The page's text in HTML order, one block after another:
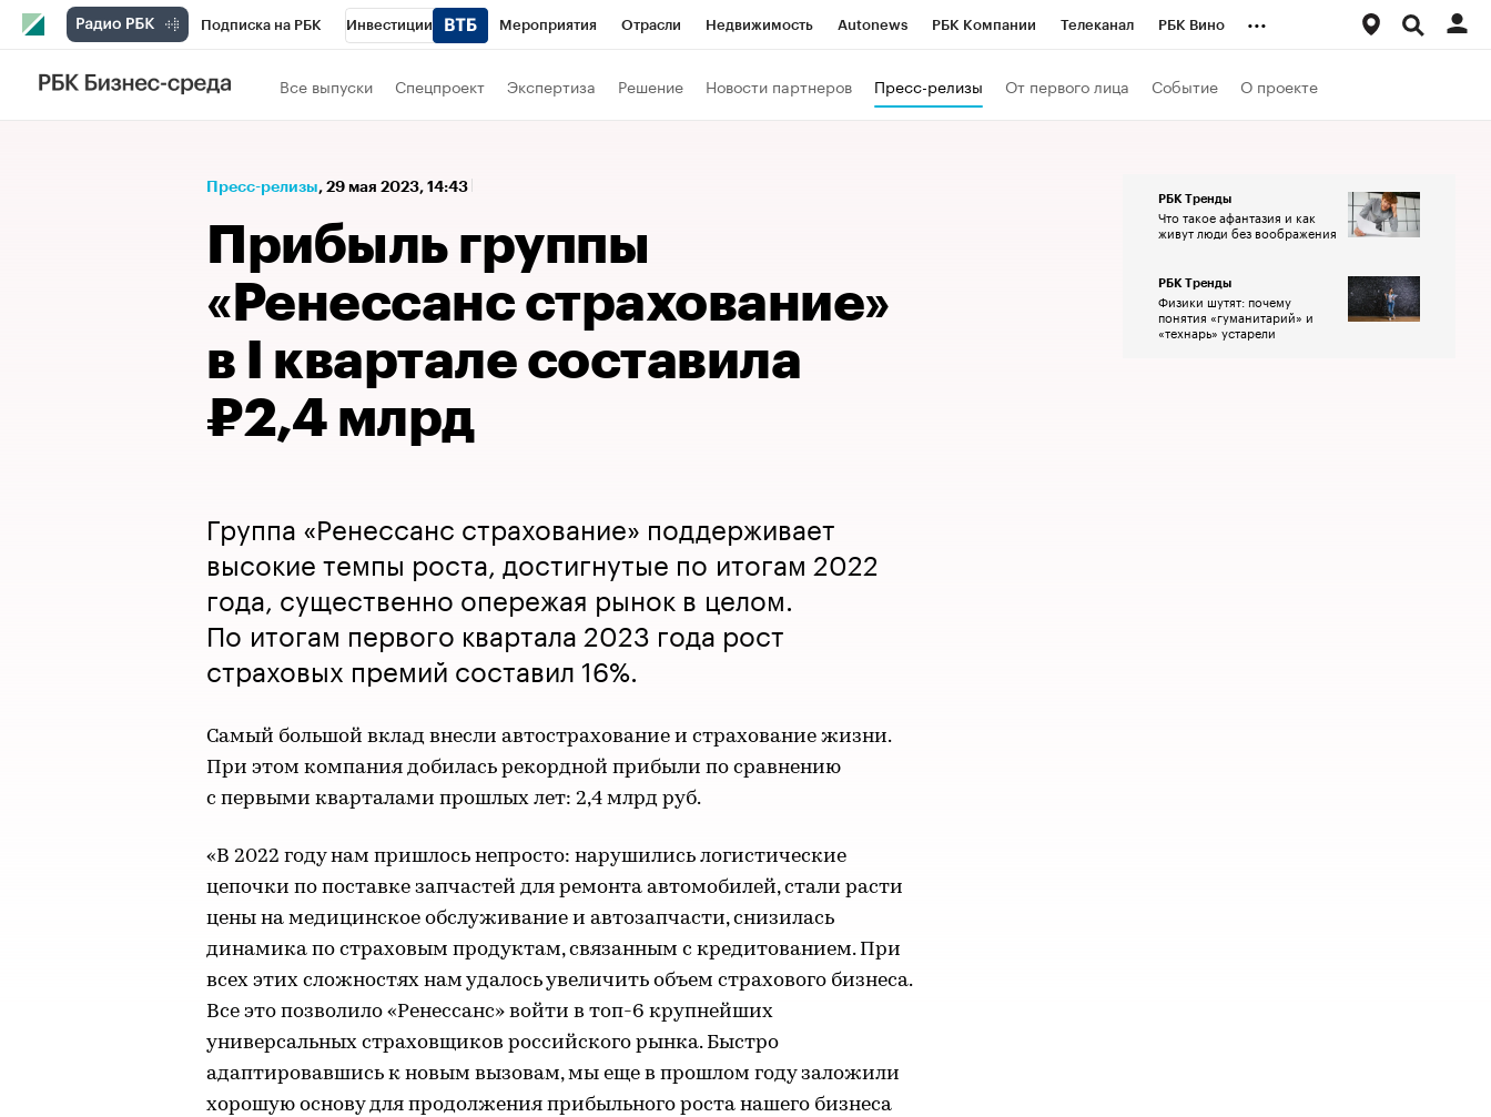
Подписка на РБК Инвестиции Мероприятия Отрасли Недвижимость Autonews РБК Компании Телеканал РБК Вино
Спорт
Технологии и медиа
...
Все выпуски Спецпроект Экспертиза Решение Новости партнеров Пресс-релизы От первого лица Событие О проекте
Пресс-релизы⁠, 29 мая 2023, 14:43
Прибыль группы
«Ренессанс страхование»
в I квартале составила
₽2,4 млрд
Группа «Ренессанс страхование» поддерживает
высокие темпы роста, достигнутые по итогам 2022
года, существенно опережая рынок в целом.
По итогам первого квартала 2023 года рост
страховых премий составил 16%.
Самый большой вклад внесли автострахование и страхование жизни.
При этом компания добилась рекордной прибыли по сравнению
с первыми кварталами прошлых лет: 2,4 млрд руб.
«В 2022 году нам пришлось непросто: нарушились логистические
цепочки по поставке запчастей для ремонта автомобилей, стали расти
цены на медицинское обслуживание и автозапчасти, снизилась
динамика по страховым продуктам, связанным с кредитованием. При
всех этих сложностях нам удалось увеличить объем страхового бизнеса.
Все это позволило «Ренессанс» войти в топ-6 крупнейших
универсальных страховщиков российского рынка. Быстро
адаптировавшись к новым вызовам, мы еще в прошлом году заложили
хорошую основу для продолжения прибыльного роста нашего бизнеса
РБК Тренды
Что такое афантазия и как
живут люди без воображения
РБК Тренды
Физики шутят: почему
понятия «гуманитарий» и
«технарь» устарели